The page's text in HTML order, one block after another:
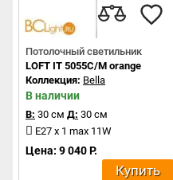
Потолочный светильник
LOFT IT 5055C/M orange
Коллекция: Bella
В наличии
В: 30 см Д: 30 см
E27 x 1 max 11W
Цена: 9 040 Р.
Купить